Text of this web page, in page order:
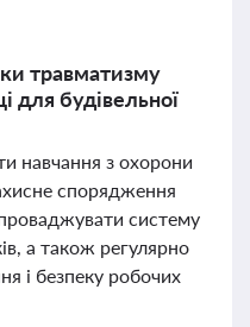
травматизму
будівельної
навчання з охорони
спорядження
систему
а також регулярно
і безпеку робочих